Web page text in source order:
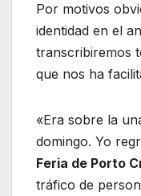
Por motivos
identidad en el
transcribiremos
que nos ha
«Era sobre la
domingo. Yo
Feria de Porto
tráfico de